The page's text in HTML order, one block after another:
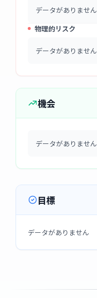
データがありません
物理的リスク
データがありません
機会
データがありません
目標
データがありません